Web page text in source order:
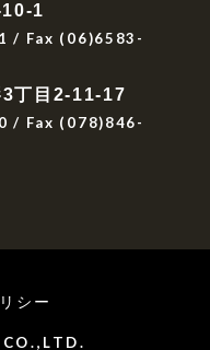
1
/ Fax (06)6583-
3丁目2-11-17
/ Fax (078)846-
シー